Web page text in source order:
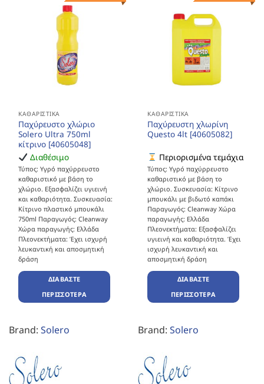
ΚΑΘΑΡΙΣΤΙΚΆ
Παχύρευστο χλώριο
Solero Ultra 750ml
κίτρινο [40605048]
Διαθέσιμο
Τύπος: Υγρό παχύρρευστο
καθαριστικό με βάση το
χλώριο. Εξασφαλίζει υγιεινή
και καθαριότητα. Συσκευασία:
Κίτρινο πλαστικό μπουκάλι
750ml Παραγωγός: Cleanway
Χώρα παραγωγής: Ελλάδα
Πλεονεκτήματα: Έχει ισχυρή
λευκαντική και αποσμητική
δράση
ΔΙΑΒΆΣΤΕ
ΠΕΡΙΣΣΌΤΕΡΑ
Brand: Solero
ΚΑΘΑΡΙΣΤΙΚΆ
Παχύρευστη χλωρίνη
Questo 4lt [40605082]
Περιορισμένα τεμάχια
Τύπος: Υγρό παχύρρευστο
καθαριστικό με βάση το
χλώριο. Συσκευασία: Κίτρινο
μπουκάλι με βιδωτό καπάκι
Παραγωγός: Cleanway Χώρα
παραγωγής: Ελλάδα
Πλεονεκτήματα: Εξασφαλίζει
υγιεινή και καθαριότητα. Έχει
ισχυρή λευκαντική και
αποσμητική δράση
ΔΙΑΒΆΣΤΕ
ΠΕΡΙΣΣΌΤΕΡΑ
Brand: Solero